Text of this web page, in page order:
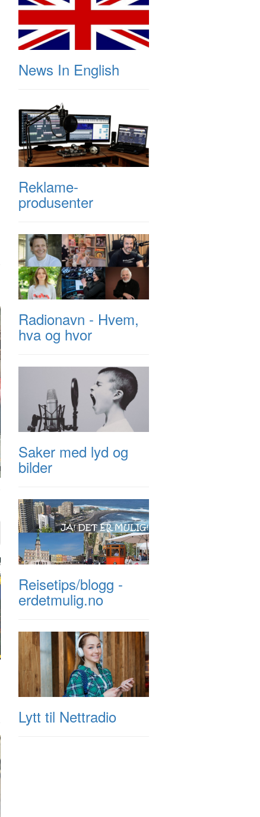
News In English
Reklame-
produsenter
Radionavn - Hvem,
hva og hvor
Saker med lyd og
bilder
Reisetips/blogg -
erdetmulig.no
Lytt til Nettradio